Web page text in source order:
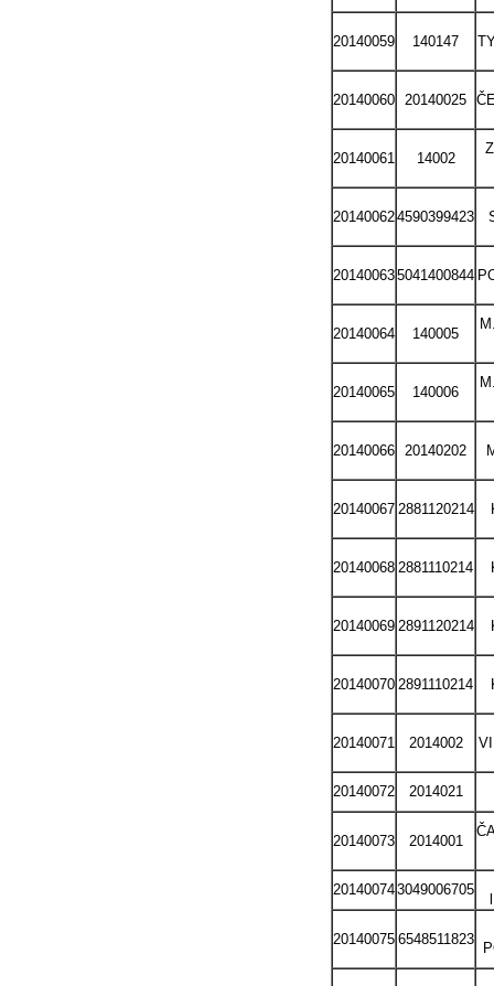
20140059 140147
20140060 20140025
20140061 14002
201400624590399423
201400635041400844
20140064 140005
20140065 140006
20140066 20140202
20140067 2881120214
20140068 2881110214
20140069 2891120214
20140070 2891110214
20140071 2014002
20140072 2014021
20140073 2014001
201400743049006705
20140075 6548511823